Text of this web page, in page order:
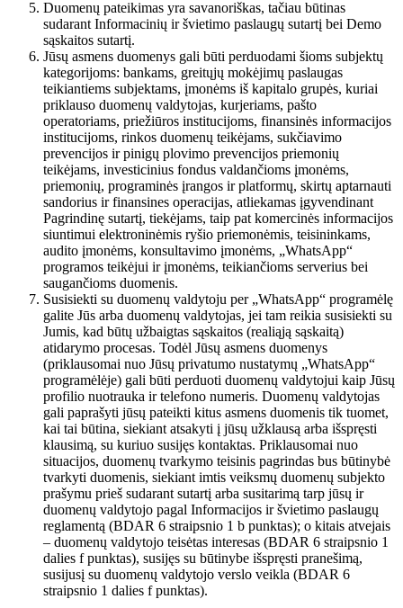
Duomenų pateikimas yra savanoriškas, tačiau būtinas
sudarant Informacinių ir švietimo paslaugų sutartį bei Demo
sąskaitos sutartį.
Jūsų asmens duomenys gali būti perduodami šioms subjektų
kategorijoms: bankams, greitųjų mokėjimų paslaugas
teikiantiems subjektams, įmonėms iš kapitalo grupės, kuriai
priklauso duomenų valdytojas, kurjeriams, pašto
operatoriams, priežiūros institucijoms, finansinės informacijos
institucijoms, rinkos duomenų teikėjams, sukčiavimo
prevencijos ir pinigų plovimo prevencijos priemonių
teikėjams, investicinius fondus valdančioms įmonėms,
priemonių, programinės įrangos ir platformų, skirtų aptarnauti
sandorius ir finansines operacijas, atliekamas įgyvendinant
Pagrindinę sutartį, tiekėjams, taip pat komercinės informacijos
siuntimui elektroninėmis ryšio priemonėmis, teisininkams,
audito įmonėms, konsultavimo įmonėms, „WhatsApp“
programos teikėjui ir įmonėms, teikiančioms serverius bei
saugančioms duomenis.
Susisiekti su duomenų valdytoju per „WhatsApp“ programėlę
galite Jūs arba duomenų valdytojas, jei tam reikia susisiekti su
Jumis, kad būtų užbaigtas sąskaitos (realiąją sąskaitą)
atidarymo procesas. Todėl Jūsų asmens duomenys
(priklausomai nuo Jūsų privatumo nustatymų „WhatsApp“
programėlėje) gali būti perduoti duomenų valdytojui kaip Jūsų
profilio nuotrauka ir telefono numeris. Duomenų valdytojas
gali paprašyti jūsų pateikti kitus asmens duomenis tik tuomet,
kai tai būtina, siekiant atsakyti į jūsų užklausą arba išspręsti
klausimą, su kuriuo susijęs kontaktas. Priklausomai nuo
situacijos, duomenų tvarkymo teisinis pagrindas bus būtinybė
tvarkyti duomenis, siekiant imtis veiksmų duomenų subjekto
prašymu prieš sudarant sutartį arba susitarimą tarp jūsų ir
duomenų valdytojo pagal Informacijos ir švietimo paslaugų
reglamentą (BDAR 6 straipsnio 1 b punktas); o kitais atvejais
– duomenų valdytojo teisėtas interesas (BDAR 6 straipsnio 1
dalies f punktas), susijęs su būtinybe išspręsti pranešimą,
susijusį su duomenų valdytojo verslo veikla (BDAR 6
straipsnio 1 dalies f punktas).